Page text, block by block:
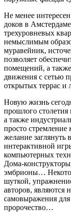
Не менее
доков в
трехуровневых
немыслимым
муравейник,
позволяет
помещений, а
движения с сетью
открытых террас и
Новую жизнь
прошлого
а также
просто
желание заглянуть
интерактивной
компьютерных
Дома-
эмбрионы…
шуткой,
авторов, являются
самовыражения для
пророчество…